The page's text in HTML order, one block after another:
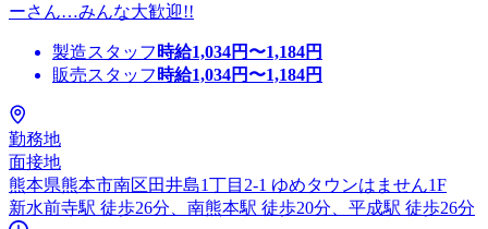
ーさん…みんな大歓迎!!
製造スタッフ 時給1,034円〜1,184円
販売スタッフ 時給1,034円〜1,184円
勤務地
面接地
熊本県熊本市南区田井島1丁目2-1 ゆめタウンはません1F
新水前寺駅 徒歩26分、南熊本駅 徒歩20分、平成駅 徒歩26分